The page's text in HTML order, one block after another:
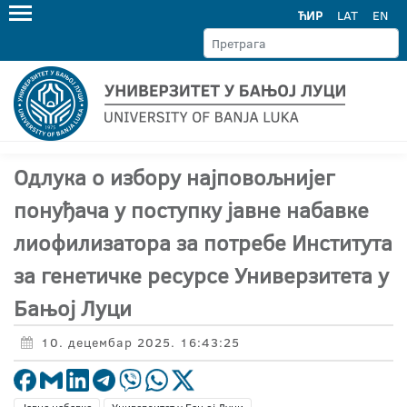
ЋИР LAT EN
Одлука о избору најповољнијег
понуђача у поступку јавне набавке
лиофилизатора за потребе Института
за генетичке ресурсе Универзитета у
Бањој Луци
10. децембар 2025. 16:43:25